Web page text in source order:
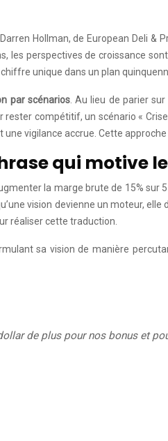
Hollman, de European Deli &
les perspectives de croissance
unique dans un plan
par scénarios. Au lieu de parier
rester compétitif, un scénario «
vigilance accrue. Cette
qui motive
la marge brute de 15%
vision devienne un moteur,
réaliser cette traduction.
sa vision de manière
de plus pour nos bonus et